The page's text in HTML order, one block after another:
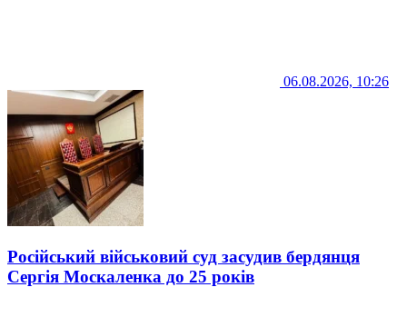
06.08.2026, 10:26
Російський військовий суд засудив бердянця
Сергія Москаленка до 25 років